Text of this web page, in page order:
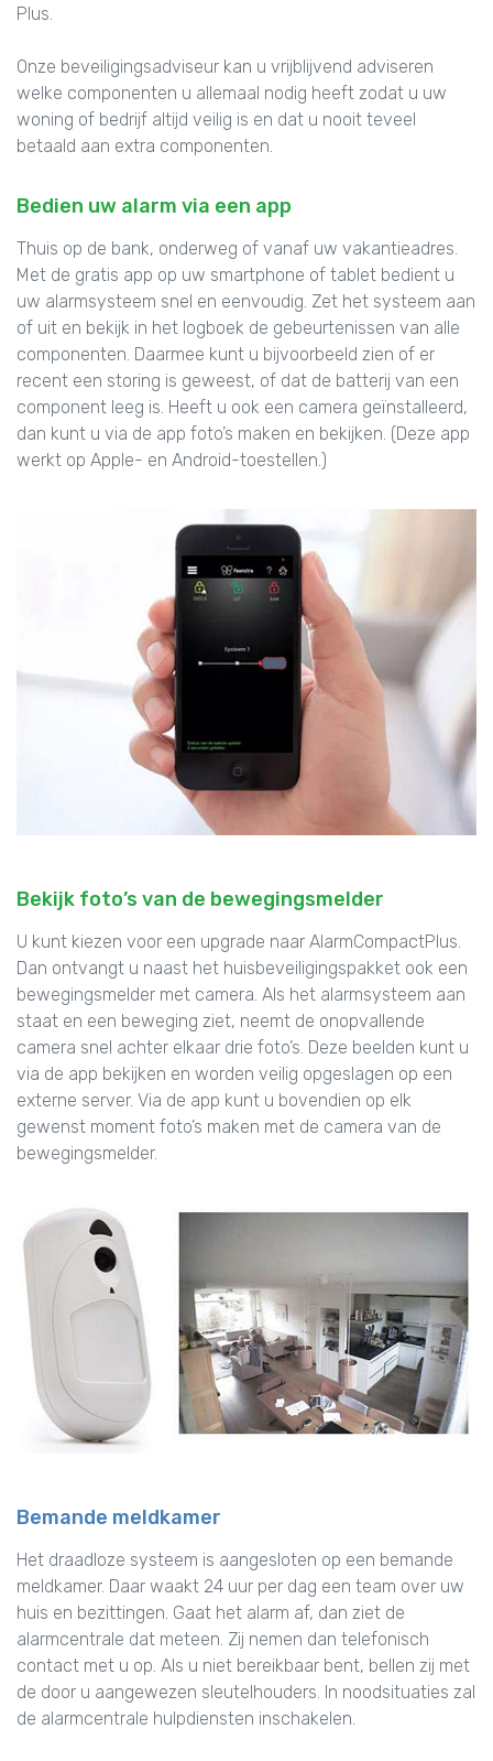
Plus.
Onze beveiligingsadviseur kan u vrijblijvend adviseren
welke componenten u allemaal nodig heeft zodat u uw
woning of bedrijf altijd veilig is en dat u nooit teveel
betaald aan extra componenten.
Bedien uw alarm via een app
Thuis op de bank, onderweg of vanaf uw vakantieadres.
Met de gratis app op uw smartphone of tablet bedient u
uw alarmsysteem snel en eenvoudig. Zet het systeem aan
of uit en bekijk in het logboek de gebeurtenissen van alle
componenten. Daarmee kunt u bijvoorbeeld zien of er
recent een storing is geweest, of dat de batterij van een
component leeg is. Heeft u ook een camera geïnstalleerd,
dan kunt u via de app foto’s maken en bekijken. (Deze app
werkt op Apple- en Android-toestellen.)
Bekijk foto’s van de bewegingsmelder
U kunt kiezen voor een upgrade naar AlarmCompactPlus.
Dan ontvangt u naast het huisbeveiligingspakket ook een
bewegingsmelder met camera. Als het alarmsysteem aan
staat en een beweging ziet, neemt de onopvallende
camera snel achter elkaar drie foto’s. Deze beelden kunt u
via de app bekijken en worden veilig opgeslagen op een
externe server. Via de app kunt u bovendien op elk
gewenst moment foto’s maken met de camera van de
bewegingsmelder.
Bemande meldkamer
Het draadloze systeem is aangesloten op een bemande
meldkamer. Daar waakt 24 uur per dag een team over uw
huis en bezittingen. Gaat het alarm af, dan ziet de
alarmcentrale dat meteen. Zij nemen dan telefonisch
contact met u op. Als u niet bereikbaar bent, bellen zij met
de door u aangewezen sleutelhouders. In noodsituaties zal
de alarmcentrale hulpdiensten inschakelen.